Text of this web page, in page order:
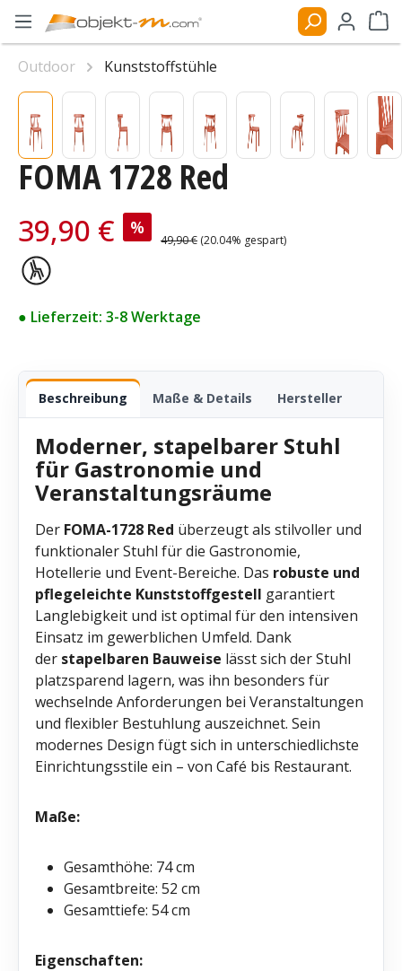
Zum Hauptinhalt springen
FOMA 1728 Red
Verkaufspreis:
39,90 € %
Regulärer Preis:
49,90 € (20.04% gespart)
● Lieferzeit: 3-8 Werktage
Beschreibung Maße & Details Hersteller
Moderner, stapelbarer Stuhl
für Gastronomie und
Veranstaltungsräume
Der FOMA-1728 Red überzeugt als stilvoller und
funktionaler Stuhl für die Gastronomie,
Hotellerie und Event-Bereiche. Das robuste und
pflegeleichte Kunststoffgestell garantiert
Langlebigkeit und ist optimal für den intensiven
Einsatz im gewerblichen Umfeld. Dank
der stapelbaren Bauweise lässt sich der Stuhl
platzsparend lagern, was ihn besonders für
wechselnde Anforderungen bei Veranstaltungen
und flexibler Bestuhlung auszeichnet. Sein
modernes Design fügt sich in unterschiedlichste
Einrichtungsstile ein – von Café bis Restaurant.
Maße:
Gesamthöhe: 74 cm
Gesamtbreite: 52 cm
Gesamttiefe: 54 cm
Eigenschaften:
Outdoor
Kunststoffstühle
Bildergalerie überspringen